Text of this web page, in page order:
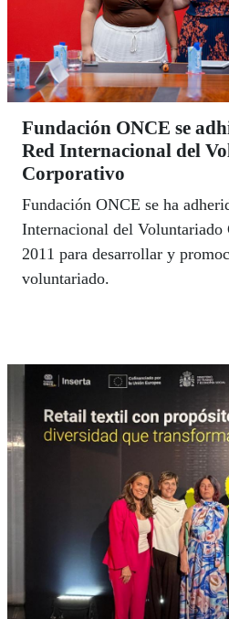
Fundación ONCE se
Red Internacional del
Corporativo
Fundación ONCE se ha
Internacional del Voluntariado
2011 para desarrollar y
voluntariado.